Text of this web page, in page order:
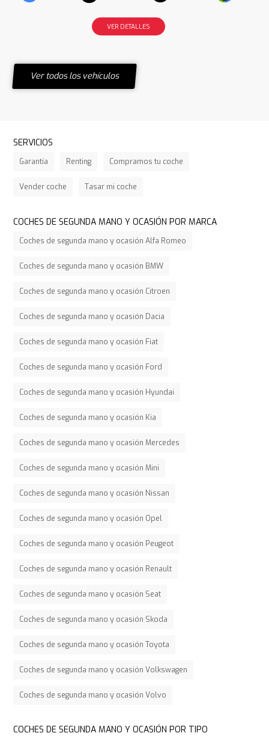
VER DETALLES
Ver todos los vehículos
SERVICIOS
Garantía Renting Compramos tu coche
Vender coche Tasar mi coche
COCHES DE SEGUNDA MANO Y OCASIÓN POR MARCA
Coches de segunda mano y ocasión Alfa Romeo
Coches de segunda mano y ocasión BMW
Coches de segunda mano y ocasión Citroen
Coches de segunda mano y ocasión Dacia
Coches de segunda mano y ocasión Fiat
Coches de segunda mano y ocasión Ford
Coches de segunda mano y ocasión Hyundai
Coches de segunda mano y ocasión Kia
Coches de segunda mano y ocasión Mercedes
Coches de segunda mano y ocasión Mini
Coches de segunda mano y ocasión Nissan
Coches de segunda mano y ocasión Opel
Coches de segunda mano y ocasión Peugeot
Coches de segunda mano y ocasión Renault
Coches de segunda mano y ocasión Seat
Coches de segunda mano y ocasión Skoda
Coches de segunda mano y ocasión Toyota
Coches de segunda mano y ocasión Volkswagen
Coches de segunda mano y ocasión Volvo
COCHES DE SEGUNDA MANO Y OCASIÓN POR TIPO